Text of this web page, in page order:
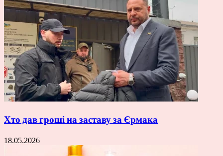
Хто дав гроші на заставу за Єрмака
18.05.2026